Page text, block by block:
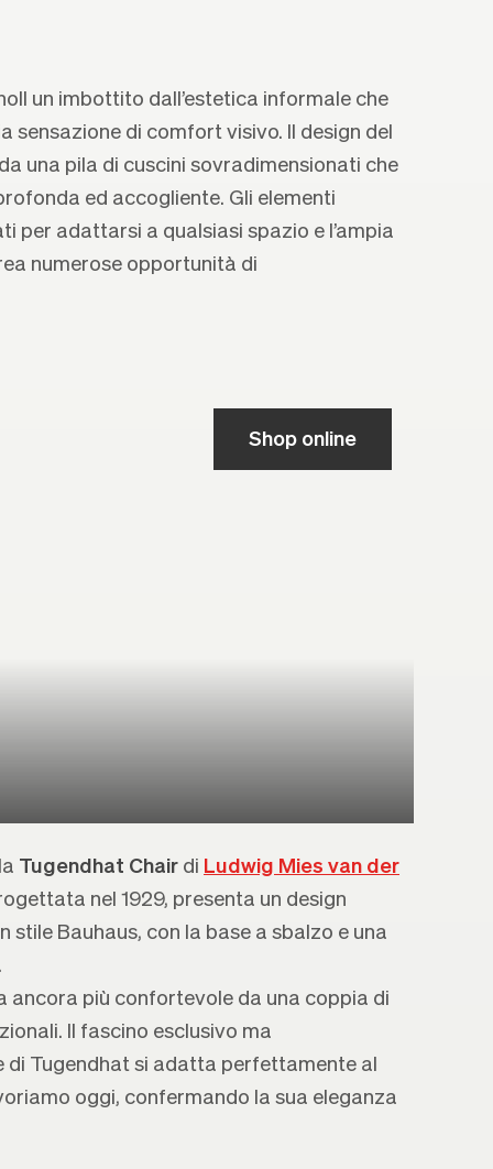
un imbottito dall’estetica informale che
sensazione di comfort visivo. Il design del
una pila di cuscini sovradimensionati che
ed accogliente. Gli elementi
per adattarsi a qualsiasi spazio e l’ampia
numerose opportunità di
Shop online
Tugendhat Chair di Ludwig Mies van der
nel 1929, presenta un design
stile Bauhaus, con la base a sbalzo e una
ancora più confortevole da una coppia di
Il fascino esclusivo ma
Tugendhat si adatta perfettamente al
oggi, confermando la sua eleganza